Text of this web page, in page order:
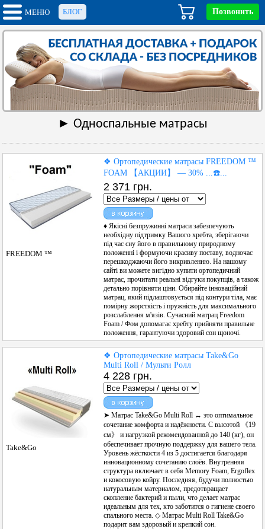
МЕНЮ БЛОГ Позвонить
► Односпальные матрасы
FREEDOM ™
❖ Ортопедические матрасы FREEDOM ™
FOAM 【АКЦИИ】 — 30% ...☎️...
2 371 грн.
♦ Якісні безпружинні матраси забезпечують
необхідну підтримку Вашого хребта, зберігаючи
під час сну його в правильному природному
положенні і формуючи красиву поставу, водночас
перешкоджаючи його викривленню. На нашому
сайті ви можете вигідно купити ортопедичний
матрас, прочитати реальні відгуки покупців, а також
детально порівняти ціни. Обирайте інноваційний
матрац, який підлаштовується під контури тіла, має
помірну жорсткість і пружність для максимального
розслаблення м'язів. Сучасний матрац Freedom
Foam / Фом допомагає хребту прийняти правильне
положення, гарантуючи здоровий сон щоночі.
Take&Go
❖ Ортопедические матрасы Take&Go
Multi Roll / Мульти Ролл
4 228 грн.
➤ Матрас Take&Go Multi Roll ↔ это оптимальное
сочетание комфорта и надёжности. С высотой 《19
см》 и нагрузкой рекомендованной до 140 (кг), он
обеспечивает прочную поддержку для вашего тела.
Уровень жёсткости 4 из 5 достигается благодаря
инновационному сочетанию слоёв. Внутренняя
структура включает в себя Memory Foam, Ergoflex
и кокосовую койру. Последняя, будучи полностью
натуральным материалом, предотвращает
скопление бактерий и пыли, что делает матрас
идеальным для тех, кто заботится о гигиене своего
спального места. ◇ Матрас Multi Roll Take&Go
подарит вам здоровый и крепкий сон.